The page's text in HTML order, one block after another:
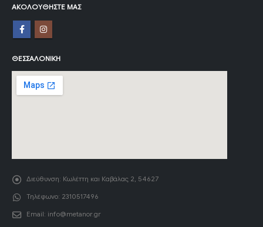
ΑΚΟΛΟΥΘΉΣΤΕ ΜΑΣ
ΘΕΣΣΑΛΟΝΊΚΗ
Διεύθυνση: Κωλέττη και Καβάλας 2, 54627
Τηλέφωνο: 2310517496
Email: info@metanor.gr